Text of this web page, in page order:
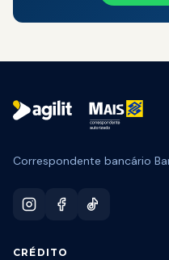
Pode
Aproveitar →
Correspondente bancário
CRÉDITO